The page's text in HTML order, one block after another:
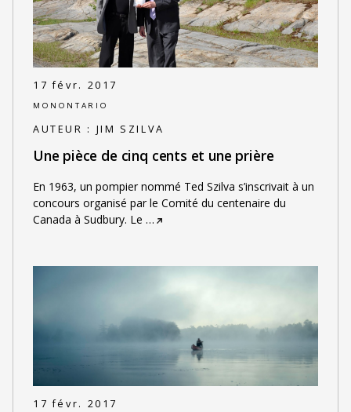
17 févr. 2017
MONONTARIO
AUTEUR : JIM SZILVA
Une pièce de cinq cents et une prière
En 1963, un pompier nommé Ted Szilva s’inscrivait à un
concours organisé par le Comité du centenaire du
Canada à Sudbury. Le …
17 févr. 2017